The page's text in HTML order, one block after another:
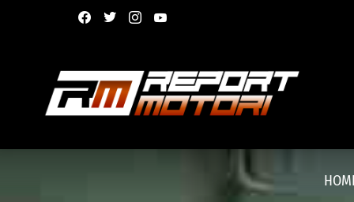
facebooktwitterinstagram